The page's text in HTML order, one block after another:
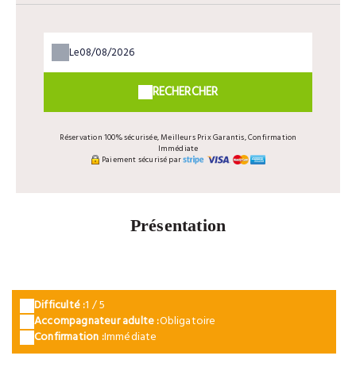
Le
RECHERCHER
Réservation 100% sécurisée, Meilleurs Prix Garantis, Confirmation
Immédiate
Paiement sécurisé par
Présentation
Difficulté :1 / 5
Accompagnateur adulte :Obligatoire
Confirmation :Immédiate